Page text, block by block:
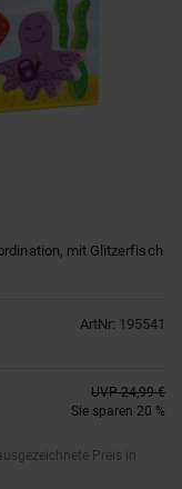
mit Glitzerfisch
ArtNr: 195541
UVP 24,99 €
Sie sparen 20 %
Preis in